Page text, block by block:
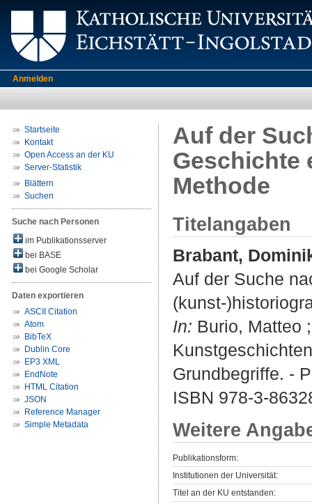
Anmelden
Startseite
Kontakt
Open Access an der KU
Server-Statistik
Blättern
Suchen
Suche nach Personen
im Publikationsserver
bei BASE
bei Google Scholar
Daten exportieren
ASCII Citation
Atom
BibTeX
Dublin Core
EP3 XML
EndNote
HTML Citation
JSON
Reference Manager
Simple Metadata
Auf der
Geschichte
Methode
Titelangaben
Brabant,
Auf der Suche
(kunst-
In: Burio, Matteo
Grundbegriffe. -
ISBN 978-3-
Weitere
Publikationsform:
Institutionen der Universität:
Titel an der KU entstanden: